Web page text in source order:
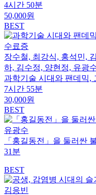
4시간 50분
50,000원
BEST
수료증
장수철, 최강식, 홍석민,
하, 김수정, 양현정, 유광
과학기술 시대와 팬데믹,
7시간 55분
30,000원
BEST
유광수
「홍길동전」을 둘러싼
31분
BEST
김응빈